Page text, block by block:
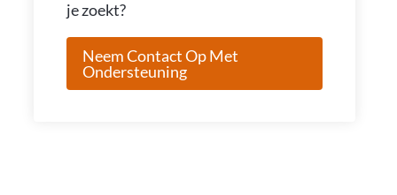
je zoekt?
Neem Contact Op Met
Ondersteuning